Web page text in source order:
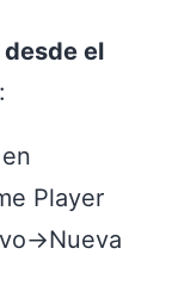
el
Player
>Nueva